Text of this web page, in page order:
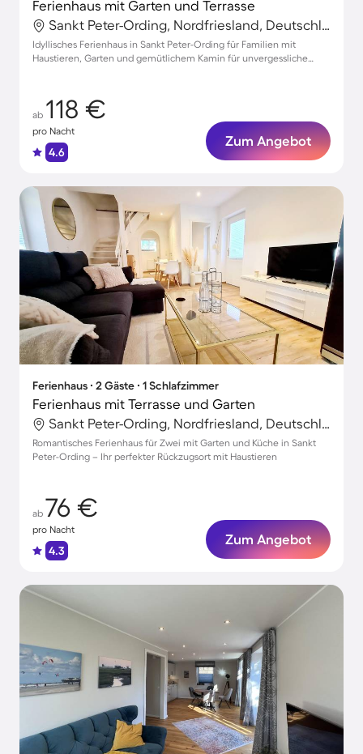
Ferienhaus mit Garten und Terrasse
Sankt Peter-Ording, Nordfriesland, Deutschland
Idyllisches Ferienhaus in Sankt Peter-Ording für Familien mit
Haustieren, Garten und gemütlichem Kamin für unvergessliche
ab 118 €
pro Nacht
4.6
Zum Angebot
Ferienhaus ∙ 2 Gäste ∙ 1 Schlafzimmer
Ferienhaus mit Terrasse und Garten
Sankt Peter-Ording, Nordfriesland, Deutschland
Romantisches Ferienhaus für Zwei mit Garten und Küche in Sankt
Peter-Ording – Ihr perfekter Rückzugsort mit Haustieren
ab 76 €
pro Nacht
4.3
Zum Angebot